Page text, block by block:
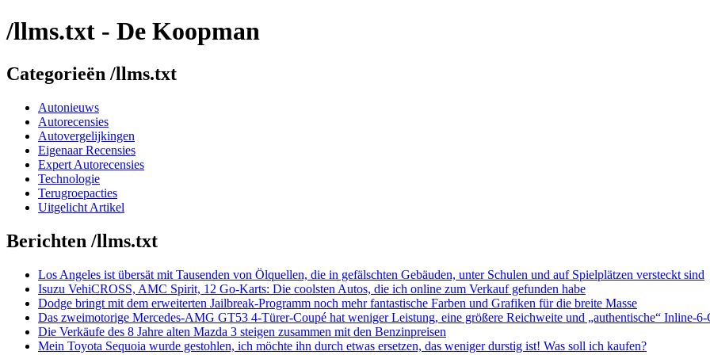
/llms.txt - De Koopman
Categorieën /llms.txt
Autonieuws
Autorecensies
Autovergelijkingen
Eigenaar Recensies
Expert Autorecensies
Technologie
Terugroepacties
Uitgelicht Artikel
Berichten /llms.txt
Los Angeles ist übersät mit Tausenden von Ölquellen, die in gefälschten Gebäuden, unter Schulen und auf Spielplätzen versteckt sind
Isuzu VehiCROSS, AMC Spirit, 12 Go-Karts: Die coolsten Autos, die ich online zum Verkauf gefunden habe
Dodge bringt mit dem erweiterten Jailbreak-Programm noch mehr fantastische Farben und Grafiken für die breite Masse
Das zweimotorige Mercedes-AMG GT53 4-Türer-Coupé hat weniger Leistung, eine größere Reichweite und „authentische“ Inline-6-
Die Verkäufe des 8 Jahre alten Mazda 3 steigen zusammen mit den Benzinpreisen
Mein Toyota Sequoia wurde gestohlen, ich möchte ihn durch etwas ersetzen, das weniger durstig ist! Was soll ich kaufen?